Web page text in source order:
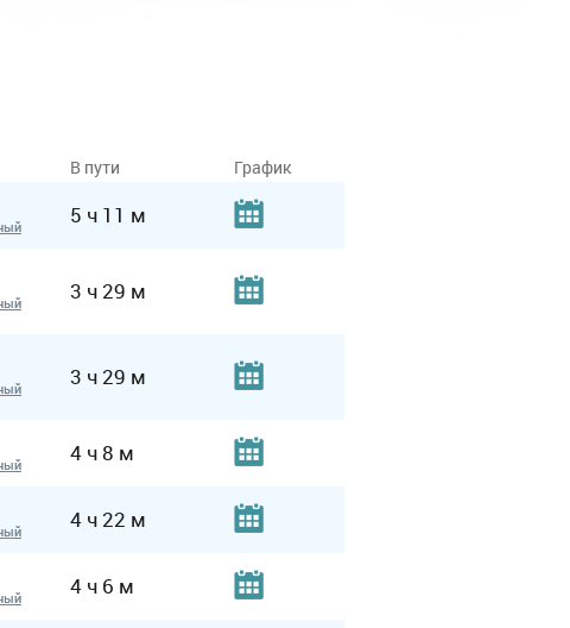
В пути График
5 ч 11 м
3 ч 29 м
3 ч 29 м
4 ч 8 м
4 ч 22 м
4 ч 6 м